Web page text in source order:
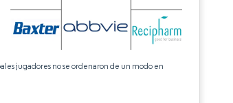
jugadores no se ordenaron de un modo en